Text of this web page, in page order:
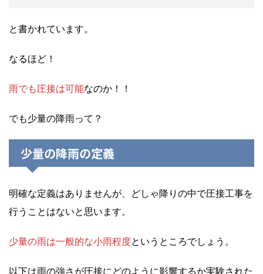
と書かれています。
なるほど！
雨でも圧接は可能なのか！！
でも少量の降雨って？
少量の降雨の定義
明確な定義はありませんが、どしゃ降りの中で圧接工事を
行うことはないと思います。
少量の雨は一般的な小雨程度というところでしょう。
以下は雨の強さが圧接にどのように影響するか実験された